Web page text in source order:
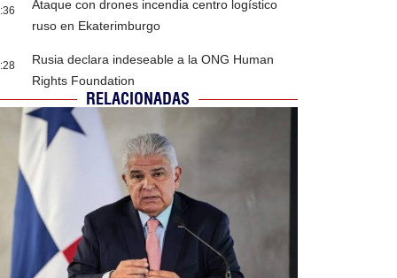
Ataque con drones incendia centro logístico
ruso en Ekaterimburgo
Rusia declara indeseable a la ONG Human
Rights Foundation
RELACIONADAS